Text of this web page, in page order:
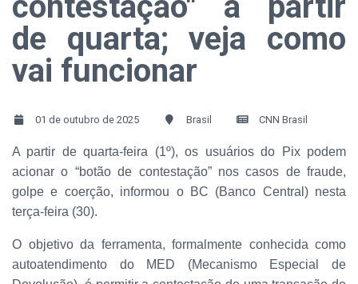
de quarta; veja como
vai funcionar
01 de outubro de 2025 Brasil CNN Brasil
A partir de quarta-feira (1º), os usuários do Pix podem
acionar o “botão de contestação” nos casos de fraude,
golpe e coerção, informou o BC (Banco Central) nesta
terça-feira (30).
O objetivo da ferramenta, formalmente conhecida como
autoatendimento do MED (Mecanismo Especial de